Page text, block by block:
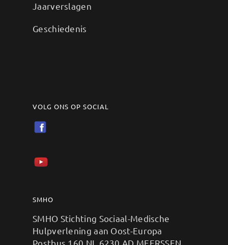
Jaarverslagen
Geschiedenis
VOLG ONS OP SOCIAL
SMHO
SMHO Stichting Sociaal-Medische
Hulpverlening aan Oost-Europa
Postbus 160 NL 6230 AD MEERSSEN